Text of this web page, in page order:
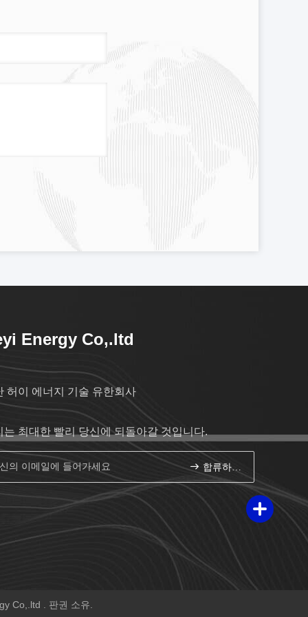
Energy Co,.ltd
허이 에너지 기술 유한회사
는 최대한 빨리 당신에 되돌아갈 것입니다.
합류하세요
Co,.ltd . 판권 소유.